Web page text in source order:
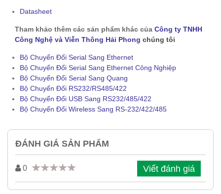
Datasheet
Tham khảo thêm các sản phẩm khác của Công ty TNHH
Công Nghệ và Viễn Thông Hải Phong chúng tôi
Bộ Chuyển Đổi Serial Sang Ethernet
Bộ Chuyển Đổi Serial Sang Ethernet Công Nghiệp
Bộ Chuyển Đổi Serial Sang Quang
Bộ Chuyển Đổi RS232/RS485/422
Bộ Chuyển Đổi USB Sang RS232/485/422
Bộ Chuyển Đổi Wireless Sang RS-232/422/485
ĐÁNH GIÁ SẢN PHẨM
0 Viết đánh giá